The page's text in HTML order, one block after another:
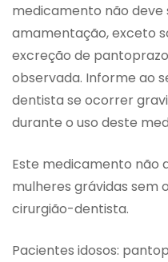
medicamento não
amamentação, exceto
excreção de
observada. Informe ao
dentista se ocorrer
durante o uso deste
Este medicamento não
mulheres grávidas sem
cirurgião-dentista.
Pacientes idosos: